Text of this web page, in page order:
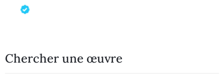
Chercher une œuvre